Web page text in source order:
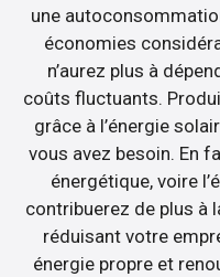
une
économies
n’aurez plus à
coûts fluctuants.
grâce à l’énergie
vous avez besoin. En
énergétique, voire
contribuerez de plus à
réduisant votre
énergie propre et